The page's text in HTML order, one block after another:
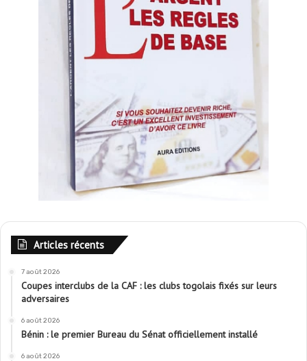
Articles récents
7 août 2026
Coupes interclubs de la CAF : les clubs togolais fixés sur leurs
adversaires
6 août 2026
Bénin : le premier Bureau du Sénat officiellement installé
6 août 2026